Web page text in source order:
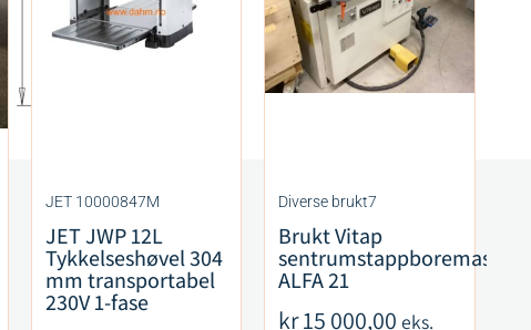
JET 10000847M
JET JWP 12L
Tykkelseshøvel 304
mm transportabel
230V 1-fase
Diverse brukt7
Brukt Vitap
sentrumstappboremaskin
ALFA 21
kr15 000,00 eks.